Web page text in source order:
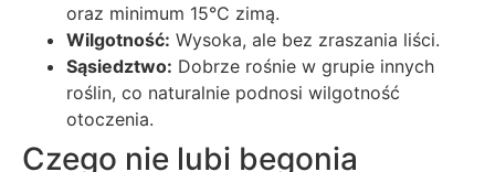
oraz minimum 15°C zimą.
Wilgotność: Wysoka, ale bez zraszania liści.
Sąsiedztwo: Dobrze rośnie w grupie innych
roślin, co naturalnie podnosi wilgotność
otoczenia.
Czego nie lubi begonia